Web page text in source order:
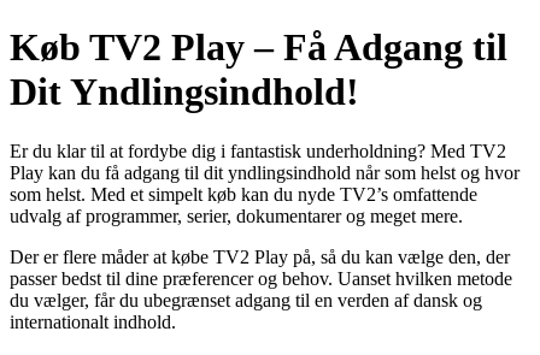
Køb TV2 Play – Få Adgang til
Dit Yndlingsindhold!
Er du klar til at fordybe dig i fantastisk underholdning? Med TV2
Play kan du få adgang til dit yndlingsindhold når som helst og hvor
som helst. Med et simpelt køb kan du nyde TV2’s omfattende
udvalg af programmer, serier, dokumentarer og meget mere.
Der er flere måder at købe TV2 Play på, så du kan vælge den, der
passer bedst til dine præferencer og behov. Uanset hvilken metode
du vælger, får du ubegrænset adgang til en verden af dansk og
internationalt indhold.